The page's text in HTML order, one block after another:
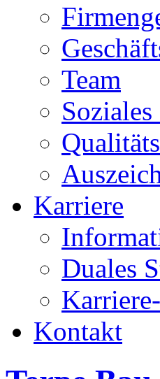
Team
Karriere
Duales
Kontakt